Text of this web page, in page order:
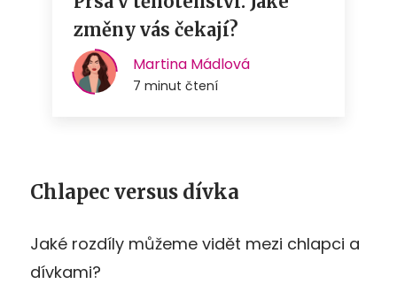
Chlapec versus dívka
Jaké rozdíly můžeme vidět mezi chlapci a
dívkami?